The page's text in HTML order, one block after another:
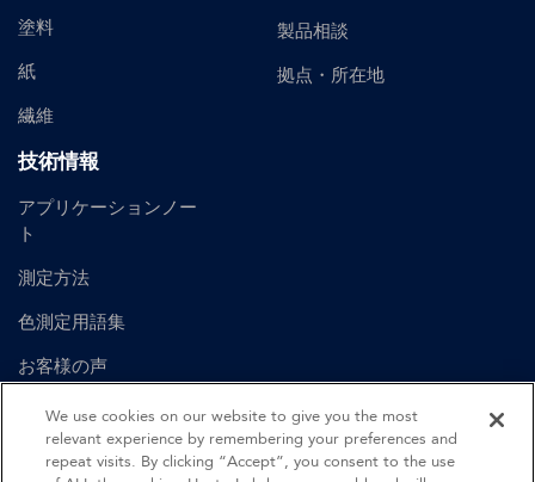
塗料
紙
繊維
技術情報
アプリケーションノー
ト
測定方法
色測定用語集
お客様の声
ユーザーマニュアル
製品相談
拠点・所在地
We use cookies on our website to give you the most
relevant experience by remembering your preferences and
repeat visits. By clicking “Accept”, you consent to the use